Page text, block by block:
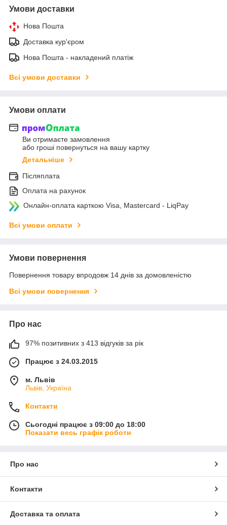
Умови доставки
Нова Пошта
Доставка кур'єром
Нова Пошта - накладений платіж
Всі умови доставки
Умови оплати
Ви отримаєте замовлення
або гроші повернуться на вашу картку
Детальніше
Післяплата
Оплата на рахунок
Онлайн-оплата карткою Visa, Mastercard - LiqPay
Всі умови оплати
Умови повернення
Повернення товару впродовж 14 днів за домовленістю
Всі умови повернення
Про нас
97% позитивних з 413 відгуків за рік
Працює з 24.03.2015
м. Львів
Львів, Україна
Контакти
Сьогодні працює з 09:00 до 18:00
Показати весь графік роботи
Про нас
Контакти
Доставка та оплата